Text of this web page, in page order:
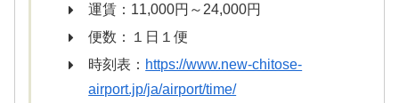
運賃：11,000円～24,000円
便数：１日１便
時刻表： https://www.new-chitose-
airport.jp/ja/airport/time/